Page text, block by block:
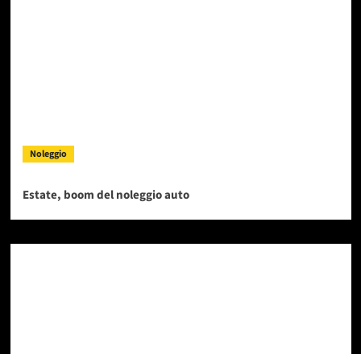
Noleggio
Estate, boom del noleggio auto